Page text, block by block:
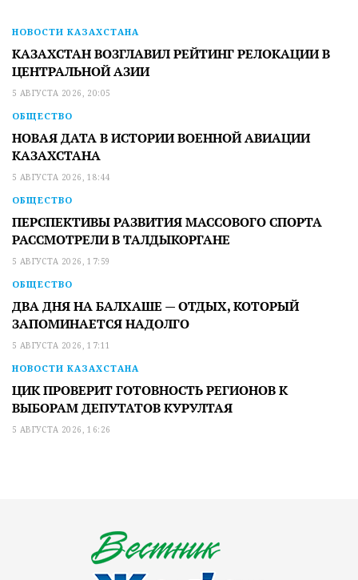
НОВОСТИ КАЗАХСТАНА
КАЗАХСТАН ВОЗГЛАВИЛ РЕЙТИНГ РЕЛОКАЦИИ В
ЦЕНТРАЛЬНОЙ АЗИИ
5 АВГУСТА 2026, 20:05
ОБЩЕСТВО
НОВАЯ ДАТА В ИСТОРИИ ВОЕННОЙ АВИАЦИИ
КАЗАХСТАНА
5 АВГУСТА 2026, 18:44
ОБЩЕСТВО
ПЕРСПЕКТИВЫ РАЗВИТИЯ МАССОВОГО СПОРТА
РАССМОТРЕЛИ В ТАЛДЫКОРГАНЕ
5 АВГУСТА 2026, 17:59
ОБЩЕСТВО
ДВА ДНЯ НА БАЛХАШЕ — ОТДЫХ, КОТОРЫЙ
ЗАПОМИНАЕТСЯ НАДОЛГО
5 АВГУСТА 2026, 17:11
НОВОСТИ КАЗАХСТАНА
ЦИК ПРОВЕРИТ ГОТОВНОСТЬ РЕГИОНОВ К
ВЫБОРАМ ДЕПУТАТОВ КУРУЛТАЯ
5 АВГУСТА 2026, 16:26